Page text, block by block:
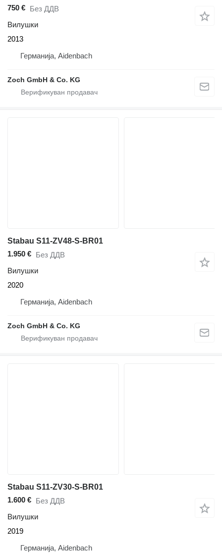
750 € Без ДДВ
Вилушки
2013
Германија, Aidenbach
Zoch GmbH & Co. KG
Stabau S11-ZV48-S-BR01
1.950 € Без ДДВ
Вилушки
2020
Германија, Aidenbach
Zoch GmbH & Co. KG
Stabau S11-ZV30-S-BR01
1.600 € Без ДДВ
Вилушки
2019
Германија, Aidenbach